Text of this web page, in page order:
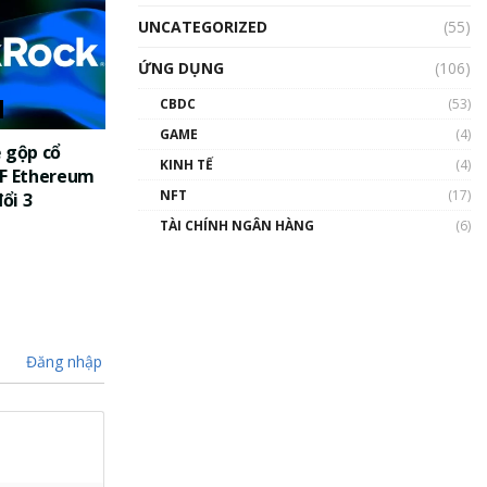
gộp cổ
Ethereum
3
Đăng nhập
UNCATEGORIZED
(55)
ỨNG DỤNG
(106)
CBDC
(53)
GAME
(4)
KINH TẾ
(4)
NFT
(17)
TÀI CHÍNH NGÂN HÀNG
(6)